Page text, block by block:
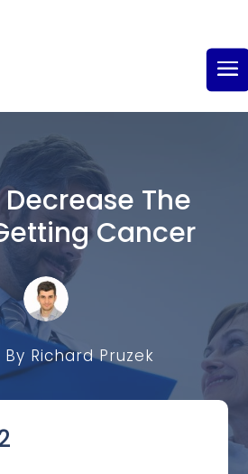
Decrease The
Cancer
Richard Pruzek